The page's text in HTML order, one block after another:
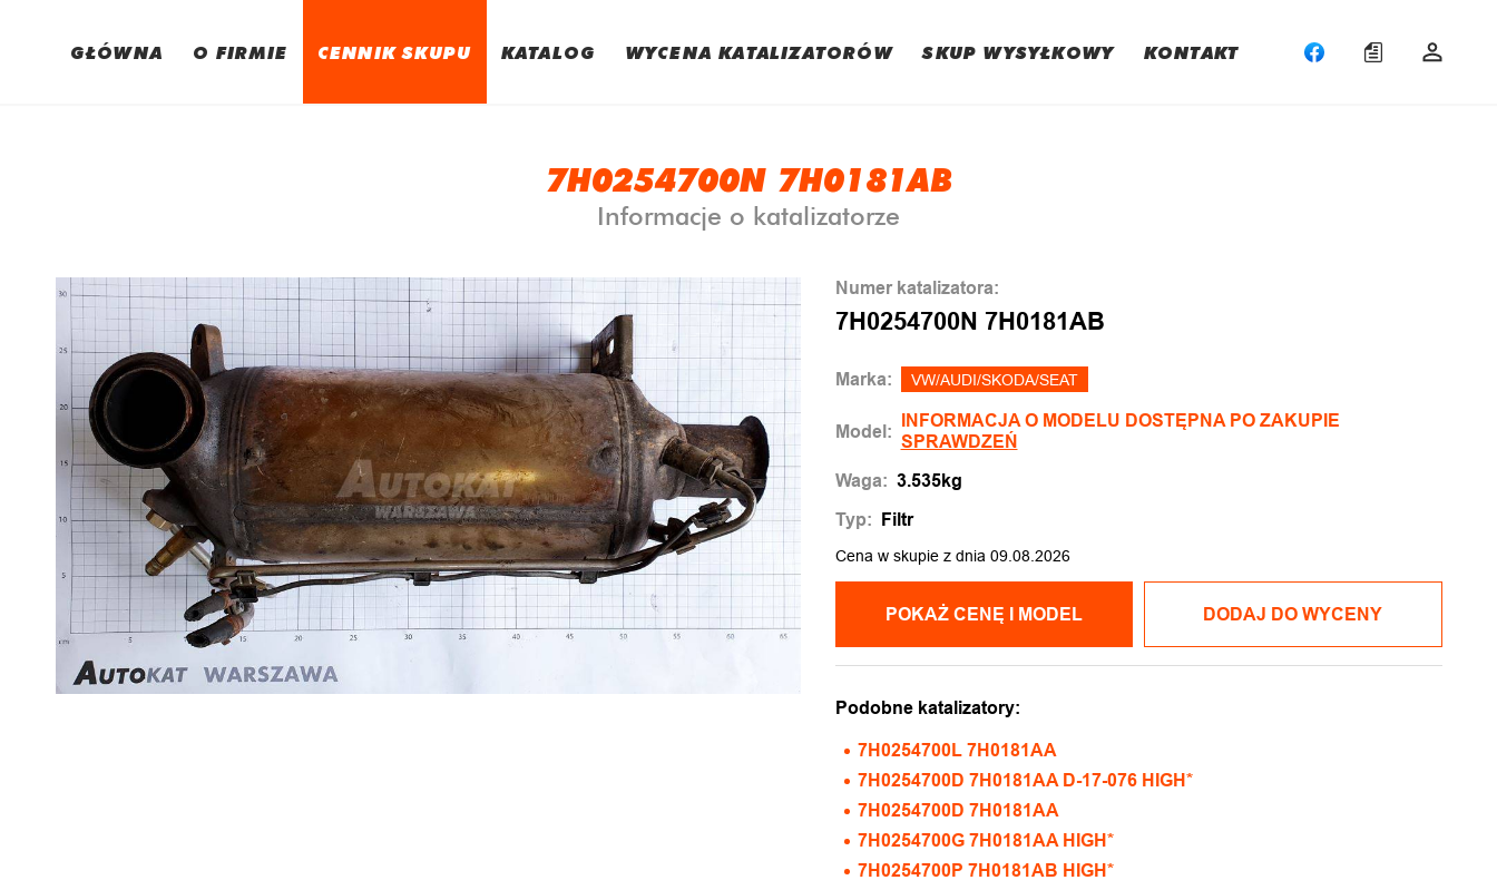
GŁÓWNA O FIRMIE CENNIK SKUPU KATALOG WYCENA KATALIZATORÓW SKUP WYSYŁKOWY KONTAKT
7H0254700N 7H0181AB
Informacje o katalizatorze
Numer katalizatora:
7H0254700N 7H0181AB
Marka: VW/AUDI/SKODA/SEAT
Model:
INFORMACJA O MODELU DOSTĘPNA PO ZAKUPIE
SPRAWDZEŃ
Waga: 3.535kg
Typ: Filtr
Cena w skupie z dnia 09.08.2026
POKAŻ CENĘ I MODEL DODAJ DO WYCENY
Podobne katalizatory:
7H0254700L 7H0181AA
7H0254700D 7H0181AA D-17-076 HIGH*
7H0254700D 7H0181AA
7H0254700G 7H0181AA HIGH*
7H0254700P 7H0181AB HIGH*